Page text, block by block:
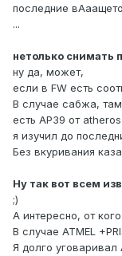
последние
...
нетолько снимать
ну да, может,
если в FW есть
В случае сабжа, там
есть AP39 от
я изучил до
Без вкуривания
Ну так вот всем
;)
А интересно, от
В случае ATMEL
Я долго уговаривал